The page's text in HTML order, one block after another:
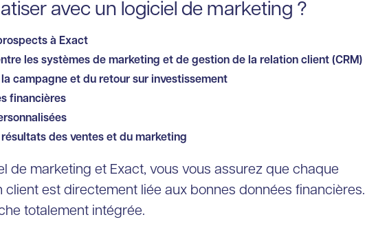
avec un logiciel de marketing ?
à Exact
les systèmes de marketing et de gestion de la relation client (CRM)
campagne et du retour sur investissement
financières
des ventes et du marketing
de marketing et Exact, vous vous assurez que chaque
est directement liée aux bonnes données financières.
totalement intégrée.